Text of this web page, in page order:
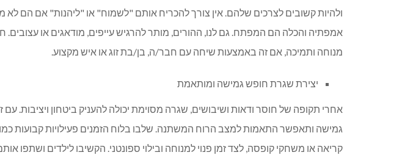
ולהיות קשובים לצרכים שלהם. אין צורך להכריח אותם "לשמוח" או "ליהנות" אם הם לא
אמפתיה והכלה הם המפתח. גם לנו, ההורים, מותר להרגיש עייפים, מודאגים או עצובים.
מנוחה ותמיכה, אם זה באמצעות שיחה עם חבר/ה, בן/בת זוג או איש מקצוע.
יצירת שגרת חופש גמישה ומותאמת
אחרי תקופה של חוסר ודאות ושיבושים, שגרה מסוימת יכולה להעניק ביטחון ויציבות.
גמישה ותאפשר התאמות למצב הרוח המשתנה. שלבו בלוח הזמנים פעילויות קבועות
קריאה או משחקי קופסה, לצד זמן פנוי למנוחה ובילוי ספונטני. הקשיבו לילדים ושתפו